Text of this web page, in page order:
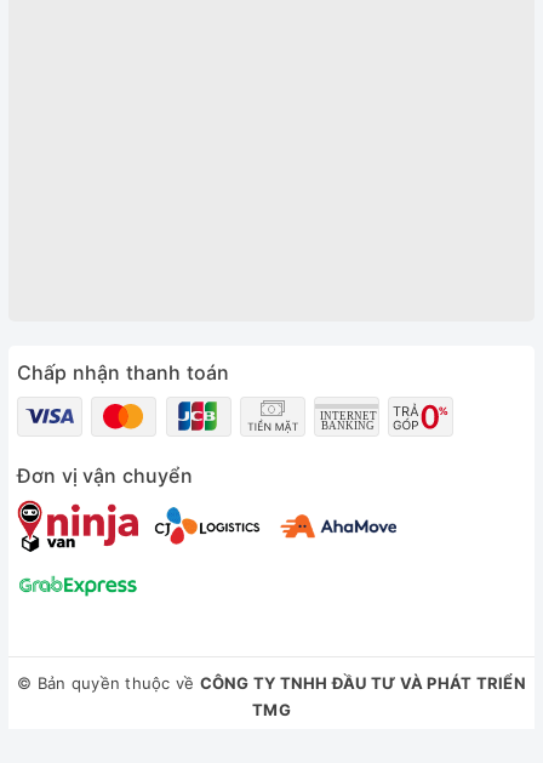
Chấp nhận thanh toán
Đơn vị vận chuyển
© Bản quyền thuộc về CÔNG TY TNHH ĐẦU TƯ VÀ PHÁT TRIỂN
TMG